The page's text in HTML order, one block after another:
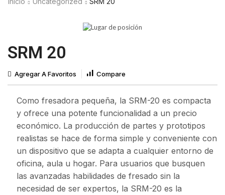
SRM 20
Agregar A Favoritos Compare
Como fresadora pequeña, la SRM-20 es compacta
y ofrece una potente funcionalidad a un precio
económico. La producción de partes y prototipos
realistas se hace de forma simple y conveniente con
un dispositivo que se adapta a cualquier entorno de
oficina, aula u hogar. Para usuarios que busquen
las avanzadas habilidades de fresado sin la
necesidad de ser expertos, la SRM-20 es la